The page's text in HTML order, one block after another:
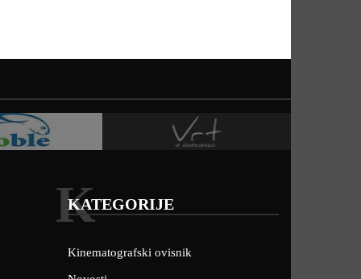
KATEGORIJE
K
Kinematografski ovisnik